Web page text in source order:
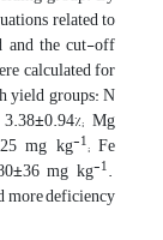
related to
and the cut-off
calculated for
yield groups: N
±0.94%; Mg
25 mg kg-1; Fe
±36 mg kg-1.
more deficiency